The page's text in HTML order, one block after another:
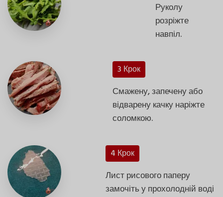
Руколу
розріжте
навпіл.
3 Крок
Смажену, запечену або
відварену качку наріжте
соломкою.
4 Крок
Лист рисового паперу
замочіть у прохолодній воді